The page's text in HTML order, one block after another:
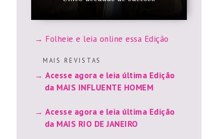
Folheie e leia online essa Edição
M A I S R E V I S T A S
Acesse agora e leia última Edição
da MAIS INFLUENTE HOMEM
Acesse agora e leia última Edição
da MAIS RIO DE JANEIRO